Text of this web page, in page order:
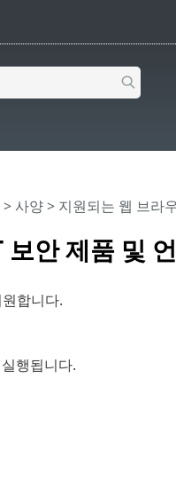
보안 제품 및
>사양> 지원되는 웹 브라
합니다.
행됩니다.